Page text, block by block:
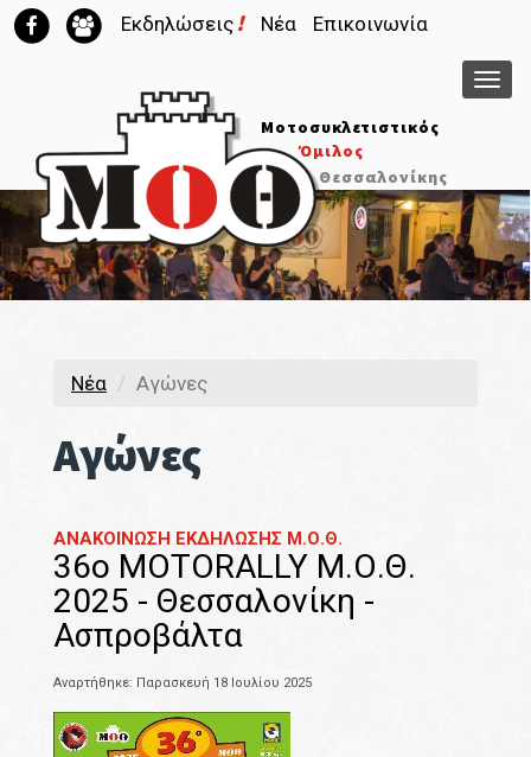
Μοτοσυκλετιστικός
Όμιλος
Θεσσαλονίκης
Εκδηλώσεις ! Νέα Επικοινωνία
Νέα Αγώνες
Αγώνες
ΑΝΑΚΟΙΝΩΣΗ ΕΚΔΗΛΩΣΗΣ Μ.Ο.Θ.
36o MOTORALLY Μ.Ο.Θ.
2025 - Θεσσαλονίκη -
Ασπροβάλτα
Αναρτήθηκε: Παρασκευή 18 Ιουλίου 2025